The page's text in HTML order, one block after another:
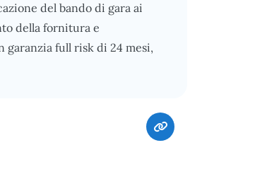
del bando di gara ai
della fornitura e
garanzia full risk di 24 mesi,